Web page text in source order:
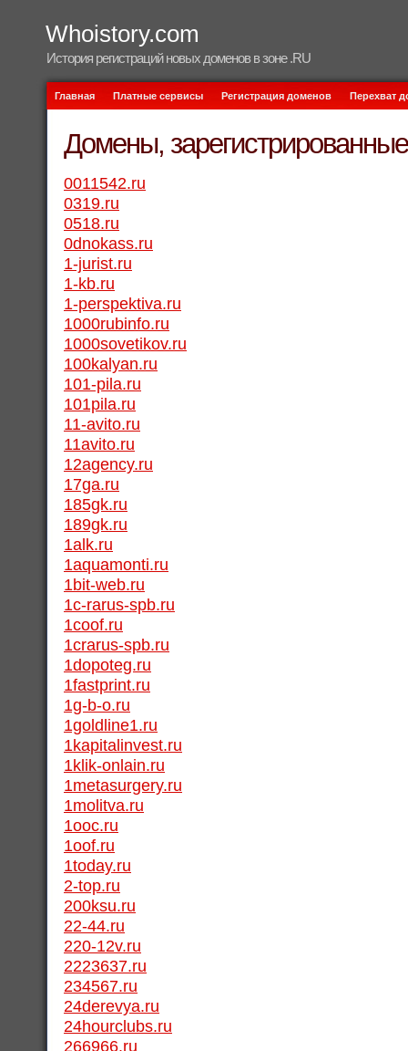
Whoistory.com
История регистраций новых доменов в зоне .RU
Главная Платные сервисы Регистрация доменов Перехват
Домены,
0011542.ru
0319.ru
0518.ru
0dnokass.ru
1-jurist.ru
1-kb.ru
1-perspektiva.ru
1000rubinfo.ru
1000sovetikov.ru
100kalyan.ru
101-pila.ru
101pila.ru
11-avito.ru
11avito.ru
12agency.ru
17ga.ru
185gk.ru
189gk.ru
1alk.ru
1aquamonti.ru
1bit-web.ru
1c-rarus-spb.ru
1coof.ru
1crarus-spb.ru
1dopoteg.ru
1fastprint.ru
1g-b-o.ru
1goldline1.ru
1kapitalinvest.ru
1klik-onlain.ru
1metasurgery.ru
1molitva.ru
1ooc.ru
1oof.ru
1today.ru
2-top.ru
200ksu.ru
22-44.ru
220-12v.ru
2223637.ru
234567.ru
24derevya.ru
24hourclubs.ru
266966.ru